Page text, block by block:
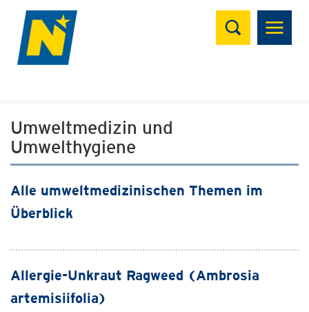
Suchen
Umweltmedizin und
Umwelthygiene
Alle umweltmedizinischen Themen im
Überblick
Allergie-Unkraut Ragweed (Ambrosia
artemisiifolia)